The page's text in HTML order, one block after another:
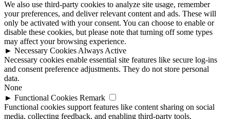
We also use third-party cookies to analyze site usage, remember
your preferences, and deliver relevant content and ads. These will
only be activated with your consent. You can choose to enable or
disable these cookies, but please note that turning off some types
may affect your browsing experience.
► Necessary Cookies Always Active
Necessary cookies enable essential site features like secure log-ins
and consent preference adjustments. They do not store personal
data.
None
► Functional Cookies Remark
Functional cookies support features like content sharing on social
media, collecting feedback, and enabling third-party tools.